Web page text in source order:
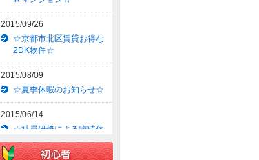
2015/09/26
☆京都市北区賃貸お得な
2DK物件☆
2015/08/09
☆夏季休暇のお知らせ☆
2015/06/14
☆社員研修による臨時休
業のお知らせ☆